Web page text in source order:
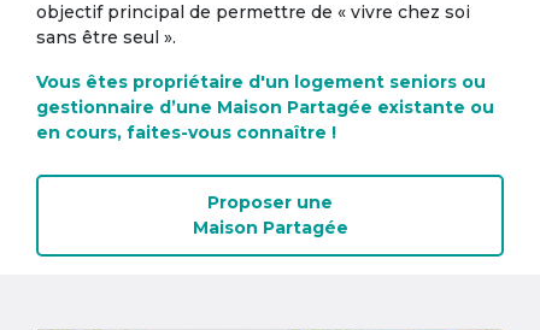
objectif principal de permettre de « vivre chez soi
sans être seul ».
Vous êtes propriétaire d'un logement seniors ou
gestionnaire d’une Maison Partagée existante ou
en cours, faites-vous connaître !
Proposer une
Maison Partagée